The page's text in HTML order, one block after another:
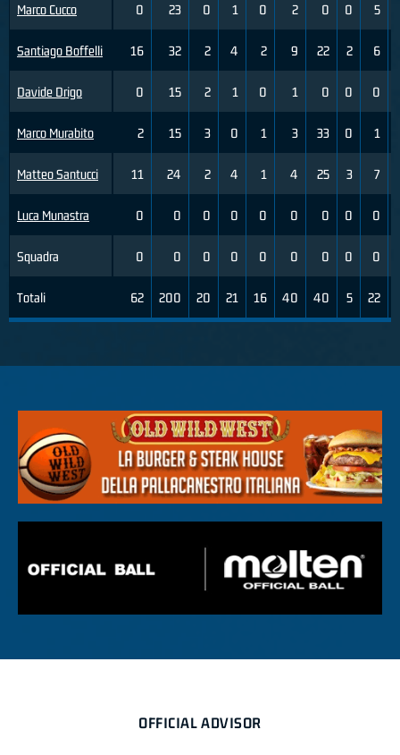
Marco Cucco
Santiago Boffelli
Davide Drigo
Marco Murabito
Matteo Santucci
Luca Munastra
Squadra
Totali
0 23 0 1 0 2 0 0 5
16 32 2 4 2 9 22 2 6
0 15 2 1 0 1 0 0 0
2 15 3 0 1 3 33 0 1
11 24 2 4 1 4 25 3 7
0 0 0 0 0 0 0 0 0
0 0 0 0 0 0 0 0 0
62 200 20 21 16 40 40 5 22
OFFICIAL ADVISOR